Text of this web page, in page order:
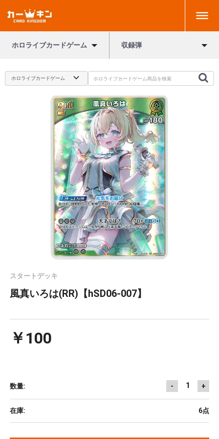
ホロライブカードゲーム 収録弾
スタートデッキ
風真いろは(RR)【hSD06-007】
￥100
数量: - 1 +
在庫: 6点